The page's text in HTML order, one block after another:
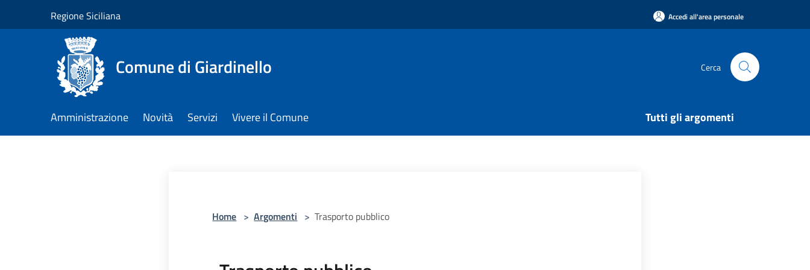
Regione Siciliana Accedi all'area personale
Comune di Giardinello Cerca
Amministrazione Novità Servizi Vivere il Comune Tutti gli argomenti
Home > Argomenti > Trasporto pubblico